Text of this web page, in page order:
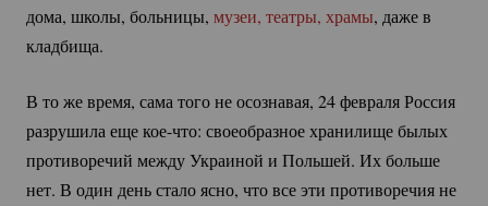
дома, школы, больницы, музеи, театры, храмы, даже в
кладбища.
В то же время, сама того не осознавая, 24 февраля Россия
разрушила ещекое-что: своеобразное хранилище былых
противоречий между Украиной и Польшей. Их больше
нет. В один день стало ясно, что все эти противоречия не